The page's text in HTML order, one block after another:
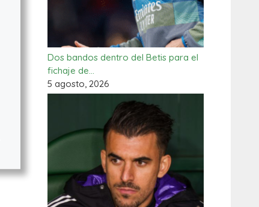
Dos bandos dentro del Betis para el
fichaje de…
5 agosto, 2026